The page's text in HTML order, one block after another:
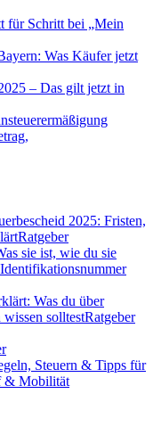
für Schritt bei „Mein
Was Käufer jetzt
– Das gilt jetzt in
2025: Fristen,
Ratgeber
sie ist, wie du sie
Was du über
solltestRatgeber
Steuern & Tipps für
& Mobilität